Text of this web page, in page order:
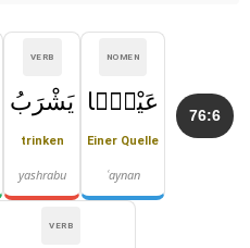
76:6
NOMEN
عَيْنًۭا
Einer Quelle
ʿaynan
VERB
يَشْرَبُ
trinken
yashrabu
VERB